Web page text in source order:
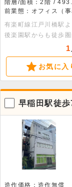
階層/面積：2階 /
前業態：オフィス（事
有楽町線江戸川橋駅
後楽園駅からも徒歩
室・貸会議室などご1
お気に入
早稲田駅徒
が多く採光
造作価格：造作無償